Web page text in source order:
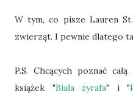
W tym, co pisze Lauren
zwierząt. I pewnie dlatego
P.S. Chcących poznać
książek "Biała żyrafa" i "